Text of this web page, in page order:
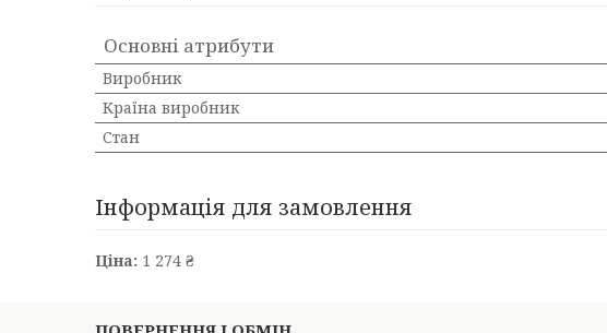
Основні атрибути
Виробник
Країна виробник
Стан
Інформація для замовлення
Ціна: 1 274 ₴